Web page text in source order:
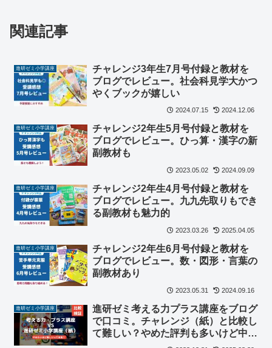
関連記事
進研ゼミ小学講座
チャレンジ3年生7月号付録と教材を
ブログでレビュー。社会科見学大かつ
やくブックが嬉しい
2024.07.15 2024.12.06
進研ゼミ小学講座
チャレンジ2年生5月号付録と教材を
ブログでレビュー。ひっ算・漢字の新
副教材も
2023.05.02 2024.09.09
進研ゼミ小学講座
チャレンジ2年生4月号付録と教材を
ブログでレビュー。九九先取りもでき
る副教材も魅力的
2023.03.26 2025.04.05
進研ゼミ小学講座
チャレンジ2年生6月号付録と教材を
ブログでレビュー。数・図形・言葉の
副教材あり
2023.05.31 2024.09.16
進研ゼミ小学講座
進研ゼミ考える力プラス講座をブログ
で口コミ。チャレンジ（紙）と比較し
て難しい？やめた評判も多いけど中学
受験しない子でもできる？